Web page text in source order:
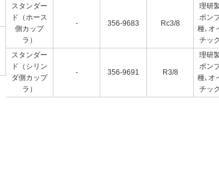
スタンダー
ド（ホース
側カップ
ラ）
- 356-9683 Rc3/8
理研
ポン
種､オ
チッ
プ用､
リン
種､
下の
リン
スタンダー
ド（シリン
ダ側カップ
ラ）
- 356-9691 R3/8
理研
ポン
種､オ
チッ
プ用､